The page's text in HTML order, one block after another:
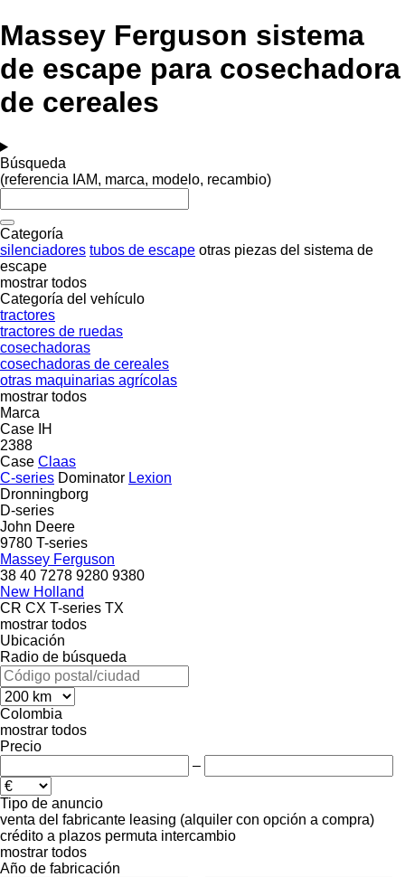
Massey Ferguson sistema
de escape para cosechadora
de cereales
Búsqueda
(referencia IAM, marca, modelo, recambio)
Categoría
silenciadores tubos de escape otras piezas del sistema de
escape
mostrar todos
Categoría del vehículo
tractores
tractores de ruedas
cosechadoras
cosechadoras de cereales
otras maquinarias agrícolas
mostrar todos
Marca
Case IH
2388
Case Claas
C-series Dominator Lexion
Dronningborg
D-series
John Deere
9780 T-series
Massey Ferguson
38 40 7278 9280 9380
New Holland
CR CX T-series TX
mostrar todos
Ubicación
Radio de búsqueda
Colombia
mostrar todos
Precio
–
Tipo de anuncio
venta del fabricante leasing (alquiler con opción a compra)
crédito a plazos permuta intercambio
mostrar todos
Año de fabricación